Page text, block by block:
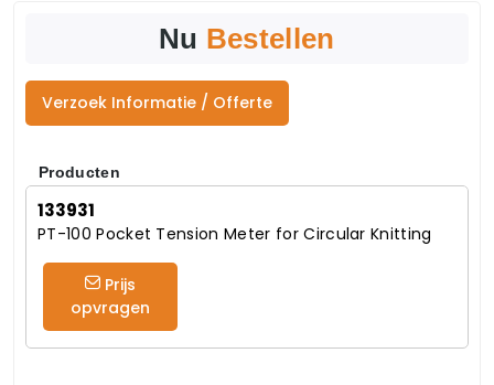
Nu Bestellen
Verzoek Informatie / Offerte
Producten
133931
PT-100 Pocket Tension Meter for Circular Knitting
Prijs
opvragen